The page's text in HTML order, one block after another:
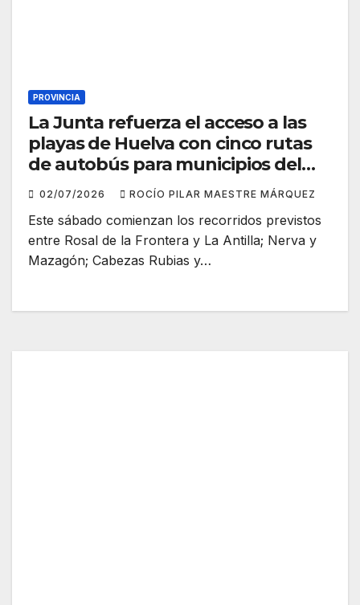
PROVINCIA
La Junta refuerza el acceso a las
playas de Huelva con cinco rutas
de autobús para municipios del
interior
02/07/2026 ROCÍO PILAR MAESTRE MÁRQUEZ
Este sábado comienzan los recorridos previstos
entre Rosal de la Frontera y La Antilla; Nerva y
Mazagón; Cabezas Rubias y…